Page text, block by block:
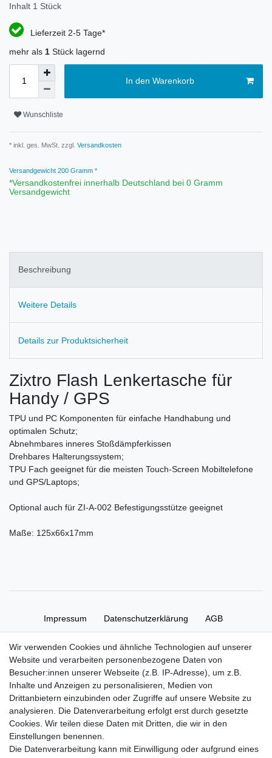
Inhalt 1 Stück
Lieferzeit 2-5 Tage*
mehr als 1 Stück lagernd
In den Warenkorb
Wunschliste
* inkl. ges. MwSt. zzgl. Versandkosten
Versandgewicht 200 Gramm *
*Versandkostenfrei innerhalb Deutschland bei 0 Gramm
Versandgewicht
Beschreibung
Weitere Details
Details zur Produktsicherheit
Zixtro Flash Lenkertasche für
Handy / GPS
TPU und PC Komponenten für einfache Handhabung und
optimalen Schutz;
Abnehmbares inneres Stoßdämpferkissen
Drehbares Halterungssystem;
TPU Fach geeignet für die meisten Touch-Screen Mobiltelefone
und GPS/Laptops;
Optional auch für ZI-A-002 Befestigungsstütze geeignet
Maße: 125x66x17mm
Impressum Daten­schutz­erklärung AGB
Widerrufs­recht Vertrag widerrufen Kontakt
Zahlung und Versand
Zahlung
Versand
Batterieverordnung
Wir verwenden Cookies und ähnliche Technologien auf unserer
Website und verarbeiten personenbezogene Daten von
Besucher:innen unserer Webseite (z.B. IP-Adresse), um z.B.
Inhalte und Anzeigen zu personalisieren, Medien von
Drittanbietern einzubinden oder Zugriffe auf unsere Website zu
analysieren. Die Datenverarbeitung erfolgt erst durch gesetzte
Cookies. Wir teilen diese Daten mit Dritten, die wir in den
Einstellungen benennen.
Die Datenverarbeitung kann mit Einwilligung oder aufgrund eines